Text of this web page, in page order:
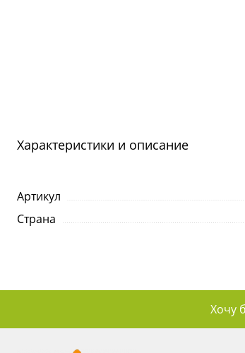
Характеристики и описание
Артикул
Страна
Хочу